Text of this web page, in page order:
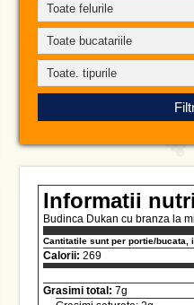
Informatii
Budinca Dukan cu branza la
Cantitatile sunt per portie/bucata,
Calorii: 269
Grasimi total: 7g